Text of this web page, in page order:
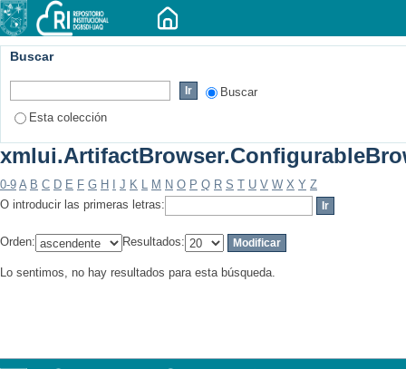
Buscar
Buscar
Esta colección
0-9 A B C D E F G H J K L M N O P Q R S T U V W X Y Z
O introducir las primeras letras:
Orden: Resultados:
Lo sentimos, no hay resultados para esta búsqueda.